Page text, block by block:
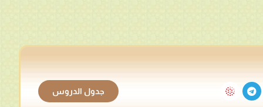
جدول الدروس